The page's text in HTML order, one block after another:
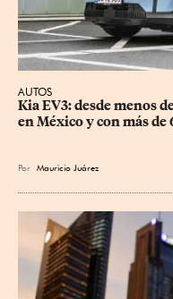
AUTOS
Kia EV3: desde menos
en México y con más
Por Mauricio Juárez